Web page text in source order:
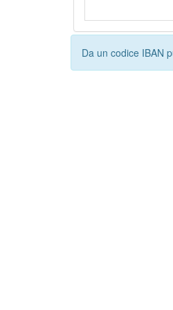
Da un codice IBAN